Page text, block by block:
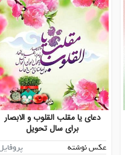
دعای یا مقلب القلوب و الابصار
برای سال تحویل
عکس نوشته